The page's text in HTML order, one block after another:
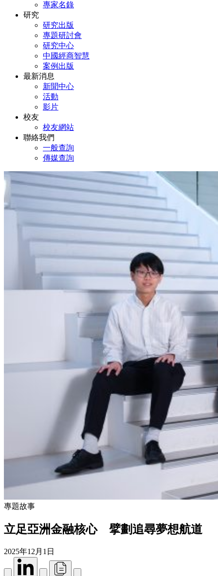
專家名錄
研究
研究出版
專題研討會
研究中心
中國經商智慧
案例出版
最新消息
新聞中心
活動
影片
校友
校友網站
聯絡我們
一般查詢
傳媒查詢
專題故事
立足亞洲金融核心 擘劃追尋夢想航道
2025年12月1日